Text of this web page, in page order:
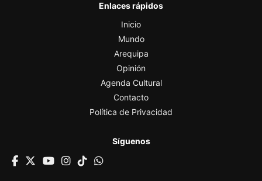
Enlaces rápidos
Inicio
Mundo
Arequipa
Opinión
Agenda Cultural
Contacto
Política de Privacidad
Síguenos